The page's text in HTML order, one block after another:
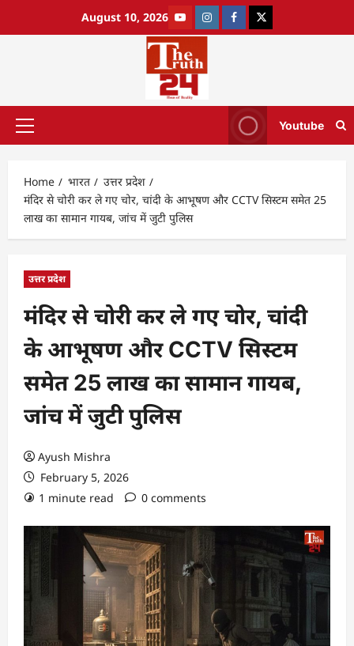
August 10, 2026
Youtube
Home भारत
उत्तर प्रदेश
मंदिर से चोरी कर ले गए चोर, चांदी के आभूषण और CCTV सिस्टम समेत 25
लाख का सामान गायब, जांच में जुटी पुलिस
उत्तर प्रदेश
मंदिर से चोरी कर ले गए चोर, चांदी
के आभूषण और CCTV सिस्टम
समेत 25 लाख का सामान गायब,
जांच में जुटी पुलिस
Ayush Mishra
February 5, 2026
1 minute read
0 comments